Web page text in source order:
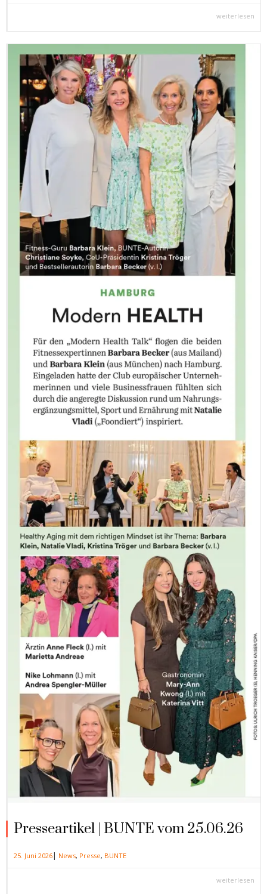
weiterlesen
Presseartikel | BUNTE vom 25.06.26
25. Juni 2026| News, Presse, BUNTE
weiterlesen